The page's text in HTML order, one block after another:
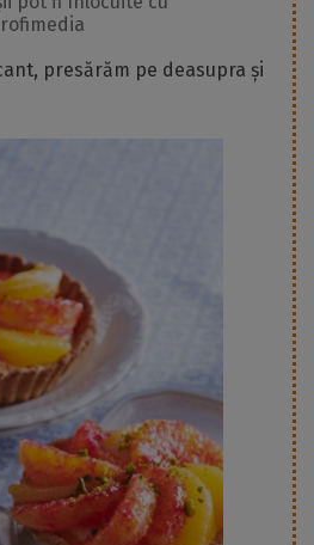
presărăm pe deasupra și